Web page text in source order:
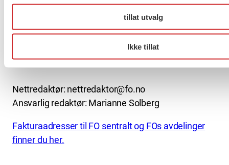
tillat utvalg
Ikke tillat
Pb. 4693 Sofienberg
+47 919 19 916
Nettredaktør: nettredaktor@fo.no
Ansvarlig redaktør: Marianne Solberg
Fakturaadresser til FO sentralt og FOs avdelinger
finner du her.